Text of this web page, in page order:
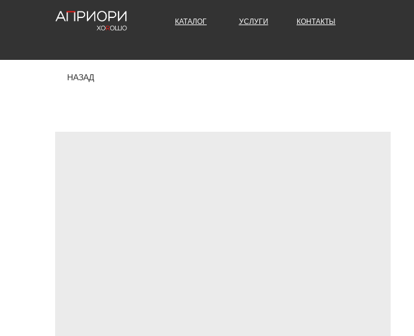
КОНТАКТЫ
УСЛУГИ
КАТАЛОГ
НАЗАД